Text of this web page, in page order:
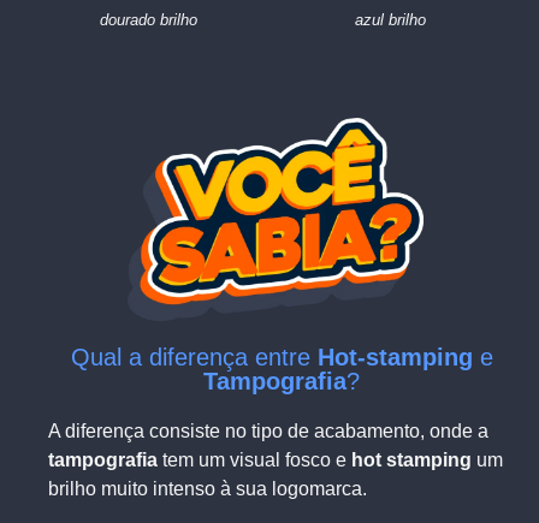
dourado brilho azul brilho
Qual a diferença entre Hot-stamping e
Tampografia?
A diferença consiste no tipo de acabamento, onde a
tampografia tem um visual fosco e hot stamping um
brilho muito intenso à sua logomarca.